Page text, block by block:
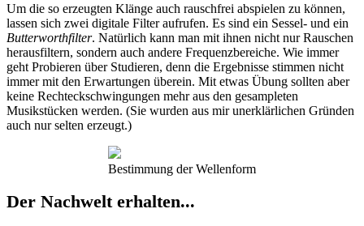
Um die so erzeugten Klänge auch rauschfrei abspielen zu können,
lassen sich zwei digitale Filter aufrufen. Es sind ein Sessel- und ein
Butterworthfilter. Natürlich kann man mit ihnen nicht nur Rauschen
herausfiltern, sondern auch andere Frequenzbereiche. Wie immer
geht Probieren über Studieren, denn die Ergebnisse stimmen nicht
immer mit den Erwartungen überein. Mit etwas Übung sollten aber
keine Rechteckschwingungen mehr aus den gesampleten
Musikstücken werden. (Sie wurden aus mir unerklärlichen Gründen
auch nur selten erzeugt.)
Bestimmung der Wellenform
Der Nachwelt erhalten...